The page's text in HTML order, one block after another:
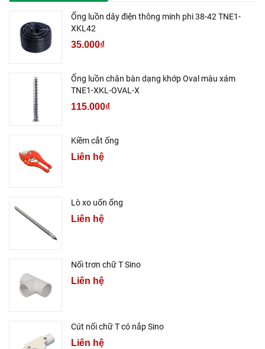
Ống luồn dây điện thông minh phi 38-42 TNE1-
XKL42
35.000₫
Ống luồn chân bàn dạng khớp Oval màu xám
TNE1-XKL-OVAL-X
115.000₫
Kiềm cắt ống
Liên hệ
Lò xo uốn ống
Liên hệ
Nối trơn chữ T Sino
Liên hệ
Cút nối chữ T có nắp Sino
Liên hệ